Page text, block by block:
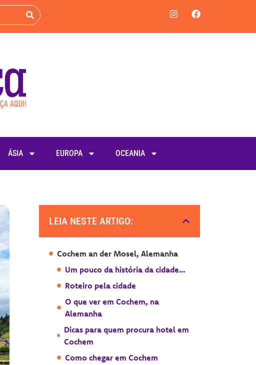
ÁSIA EUROPA OCEANIA
LEIA NESTE ARTIGO:
Cochem an der Mosel, Alemanha
Um pouco da história da cidade…
Roteiro pela cidade
O que ver em Cochem, na
Alemanha
Dicas para quem procura hotel em
Cochem
Como chegar em Cochem